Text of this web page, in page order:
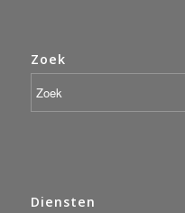
Zoek
Diensten